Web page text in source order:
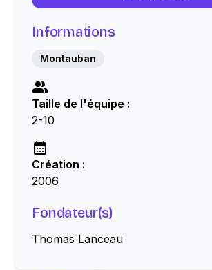
Informations
Montauban
Taille de l'équipe :
2-10
Création :
2006
Fondateur(s)
Thomas Lanceau